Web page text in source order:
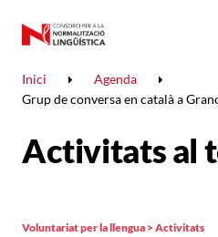
Inici
Agenda
Grup de conversa en català a
Activitats al
Voluntariat per la llengua > Activitats